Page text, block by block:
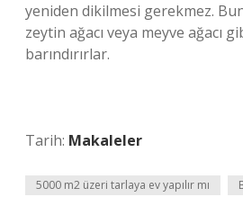
yeniden dikilmesi gerekmez.
zeytin ağacı veya meyve ağacı
barındırırlar.
Tarih: Makaleler
5000 m2 üzeri tarlaya ev yapılır mı